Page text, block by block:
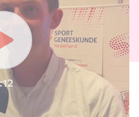
-02:13
Mute Settings
Play